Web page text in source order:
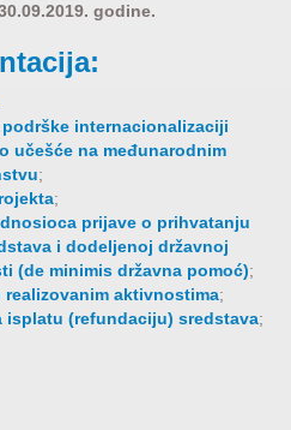
godine.
internacionalizaciji
učešće na međunarodnim
;
;
prijave o prihvatanju
i dodeljenoj državnoj
(de minimis državna pomoć);
realizovanim aktivnostima;
isplatu (refundaciju) sredstava;